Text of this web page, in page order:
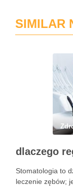
SIMILAR
Stomatologia to
leczenie zębów;